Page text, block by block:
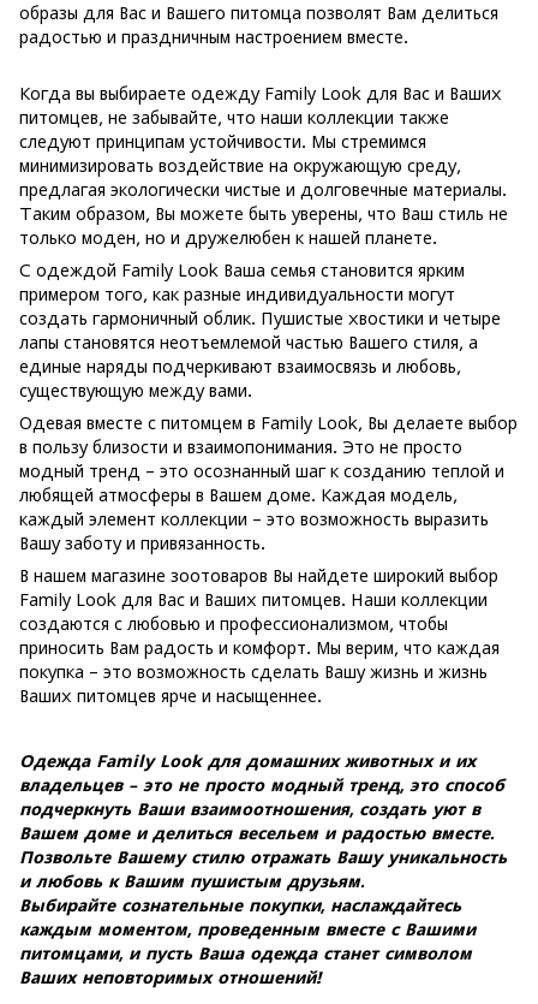
образы для Вас и Вашего питомца позволят Вам делиться
радостью и праздничным настроением вместе.
Когда вы выбираете одежду Family Look для Вас и Ваших
питомцев, не забывайте, что наши коллекции также
следуют принципам устойчивости. Мы стремимся
минимизировать воздействие на окружающую среду,
предлагая экологически чистые и долговечные материалы.
Таким образом, Вы можете быть уверены, что Ваш стиль не
только моден, но и дружелюбен к нашей планете.
С одеждой Family Look Ваша семья становится ярким
примером того, как разные индивидуальности могут
создать гармоничный облик. Пушистые хвостики и четыре
лапы становятся неотъемлемой частью Вашего стиля, а
единые наряды подчеркивают взаимосвязь и любовь,
существующую между вами.
Одевая вместе с питомцем в Family Look, Вы делаете выбор
в пользу близости и взаимопонимания. Это не просто
модный тренд – это осознанный шаг к созданию теплой и
любящей атмосферы в Вашем доме. Каждая модель,
каждый элемент коллекции – это возможность выразить
Вашу заботу и привязанность.
В нашем магазине зоотоваров Вы найдете широкий выбор
Family Look для Вас и Ваших питомцев. Наши коллекции
создаются с любовью и профессионализмом, чтобы
приносить Вам радость и комфорт. Мы верим, что каждая
покупка – это возможность сделать Вашу жизнь и жизнь
Ваших питомцев ярче и насыщеннее.
Одежда Family Look для домашних животных и их
владельцев – это не просто модный тренд, это способ
подчеркнуть Ваши взаимоотношения, создать уют в
Вашем доме и делиться весельем и радостью вместе.
Позвольте Вашему стилю отражать Вашу уникальность
и любовь к Вашим пушистым друзьям.
Выбирайте сознательные покупки, наслаждайтесь
каждым моментом, проведенным вместе с Вашими
питомцами, и пусть Ваша одежда станет символом
Ваших неповторимых отношений!